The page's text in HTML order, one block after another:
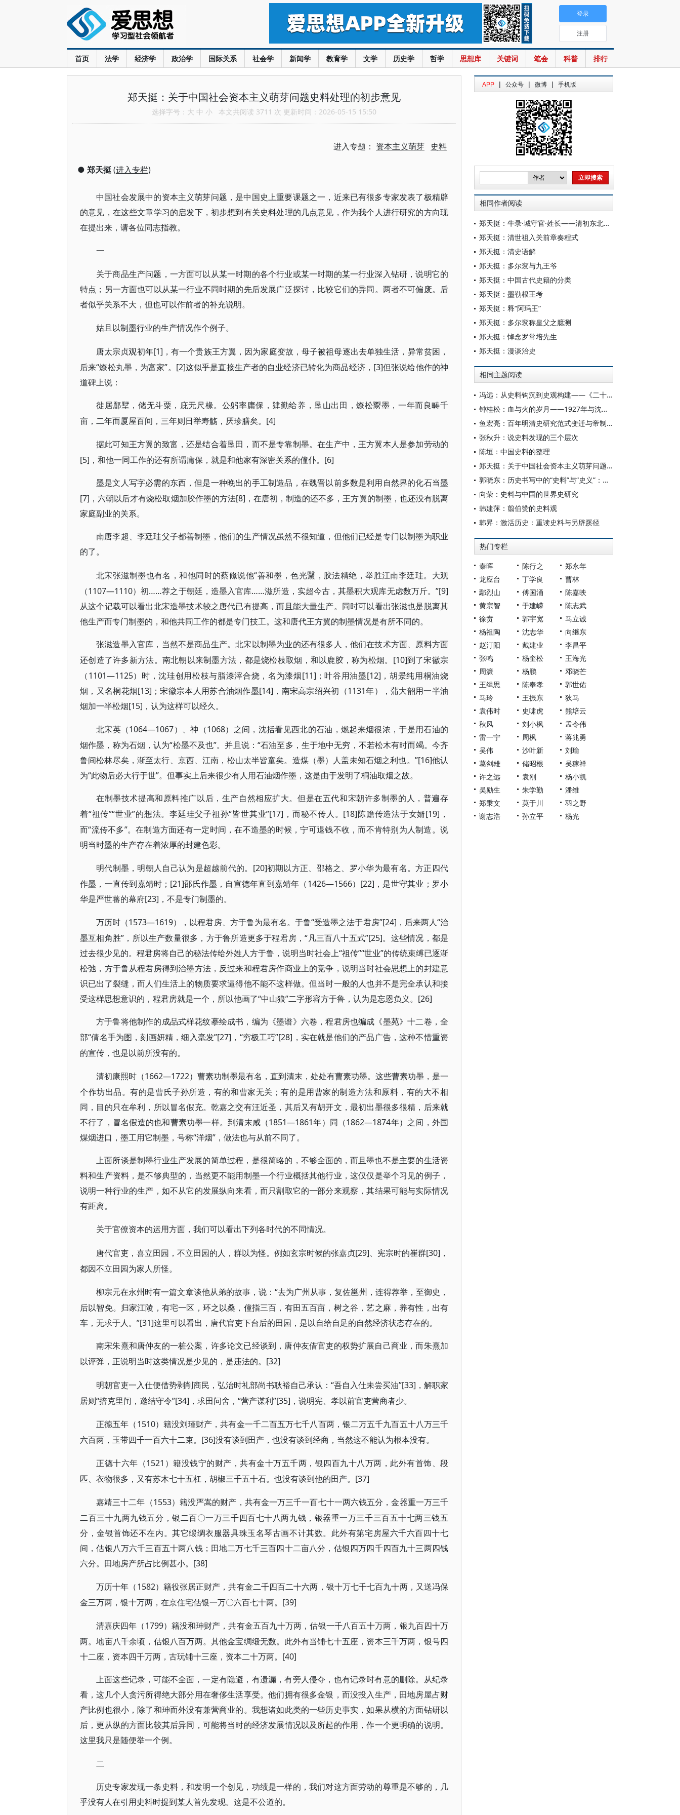
首页 法学 经济学 政治学 国际关系 社会学 新闻学 教育学 文学 历史学 哲学 思想库 关键词 笔会 科普 排行
登录
注册
郑天挺：关于中国社会资本主义萌芽问题史料处理的初步意见
选择字号： 大 中 小 本文共阅读 3711 次 更新时间：2026-05-15 15:50
进入专题： 资本主义萌芽 史料
● 郑天挺(进入专栏)
中国社会发展中的资本主义萌芽问题，是中国史上重要课题之一，近来已有很多专家发表了极精辟
的意见，在这些文章学习的启发下，初步想到有关史料处理的几点意见，作为我个人进行研究的方向现
在提出来，请各位同志指教。
一
关于商品生产问题，一方面可以从某一时期的各个行业或某一时期的某一行业深入钻研，说明它的
特点；另一方面也可以从某一行业不同时期的先后发展广泛探讨，比较它们的异同。两者不可偏废。后
者似乎关系不大，但也可以作前者的补充说明。
姑且以制墨行业的生产情况作个例子。
唐太宗贞观初年[1]，有一个贵族王方翼，因为家庭变故，母子被祖母逐出去单独生活，异常贫困，
后来“燎松丸墨，为富家”。[2]这似乎是直接生产者的自业经济已转化为商品经济，[3]但张说给他作的神
道碑上说：
徙居郿墅，储无斗粟，庇无尺椽。公躬率庸保，肄勤给养，垦山出田，燎松鬻墨，一年而良畴千
亩，二年而厦屋百间，三年则日举寿觞，厌珍膳矣。 [4]
据此可知王方翼的致富，还是结合着垦田，而不是专靠制墨。在生产中，王方翼本人是参加劳动的
[5]，和他一同工作的还有所谓庸保，就是和他家有深密关系的僮仆。[6]
墨是文人写字必需的东西，但是一种晚出的手工制造品，在魏晋以前多数是利用自然界的化石当墨
[7]，六朝以后才有烧松取烟加胶作墨的方法[8]，在唐初，制造的还不多，王方翼的制墨，也还没有脱离
家庭副业的关系。
南唐李超、李廷珪父子都善制墨，他们的生产情况虽然不很知道，但他们已经是专门以制墨为职业
的了。
北宋张滋制墨也有名，和他同时的蔡絛说他“善和墨，色光黳，胶法精绝，举胜江南李廷珪。大观
（1107—1110）初……荐之于朝廷，造墨入官库……滋所造，实超今古，其墨积大观库无虑数万斤。”[9]
从这个记载可以看出北宋造墨技术较之唐代已有提高，而且能大量生产。同时可以看出张滋也是脱离其
他生产而专门制墨的，和他共同工作的都是专门技工。这和唐代王方翼的制墨情况是有所不同的。
张滋造墨入官库，当然不是商品生产。北宋以制墨为业的还有很多人，他们在技术方面、原料方面
还创造了许多新方法。南北朝以来制墨方法，都是烧松枝取烟，和以鹿胶，称为松烟。 [10]到了宋徽宗
（1101—1125）时，沈珪创用松枝与脂漆滓合烧，名为漆烟[11]；叶谷用油墨[12]，胡景纯用桐油烧
烟，又名桐花烟[13]；宋徽宗本人用苏合油烟作墨[14]，南宋高宗绍兴初（1131年），蒲大韶用一半油
烟加一半松烟[15]，认为这样可以经久。
北宋英（1064—1067）、神（1068）之间，沈括看见西北的石油，燃起来烟很浓，于是用石油的
烟作墨，称为石烟，认为“松墨不及也”。并且说：“石油至多，生于地中无穷，不若松木有时而竭。今齐
鲁间松林尽矣，渐至太行、京西、江南，松山太半皆童矣。造煤（墨）人盖未知石烟之利也。”[16]他认
为“此物后必大行于世”。但事实上后来很少有人用石油烟作墨，这是由于发明了桐油取烟之故。
在制墨技术提高和原料推广以后，生产自然相应扩大。但是在五代和宋朝许多制墨的人，普遍存
着“祖传”“世业”的想法。李廷珪父子祖孙“皆世其业”[17]，而秘不传人。[18]陈赡传造法于女婿[19]，
而“流传不多”。在制造方面还有一定时间，在不造墨的时候，宁可退钱不收，而不肯特别为人制造。说
明当时墨的生产存在着浓厚的封建色彩。
明代制墨，明朝人自己认为是超越前代的。 [20]初期以方正、邵格之、罗小华为最有名。方正四代
作墨，一直传到嘉靖时；[21]邵氏作墨，自宣德年直到嘉靖年（1426—1566）[22]，是世守其业；罗小
华是严世蕃的幕府[23]，不是专门制墨的。
万历时（1573—1619），以程君房、方于鲁为最有名。于鲁“受造墨之法于君房”[24]，后来两人“治
墨互相角胜”，所以生产数量很多，方于鲁所造更多于程君房，“凡三百八十五式”[25]。这些情况，都是
过去很少见的。程君房将自己的秘法传给外姓人方于鲁，说明当时社会上“祖传”“世业”的传统束缚已逐渐
松弛，方于鲁从程君房得到治墨方法，反过来和程君房作商业上的竞争，说明当时社会思想上的封建意
识已出了裂缝，而人们生活上的物质要求逼得他不能不这样做。但当时一般的人也并不是完全承认和接
受这样思想意识的，程君房就是一个，所以他画了“中山狼”二字形容方于鲁，认为是忘恩负义。[26]
方于鲁将他制作的成品式样花纹摹绘成书，编为《墨谱》六卷，程君房也编成《墨苑》十二卷，全
部“倩名手为图，刻画妍精，细入毫发”[27]，“穷极工巧”[28]，实在就是他们的产品广告，这种不惜重资
的宣传，也是以前所没有的。
清初康熙时（1662—1722）曹素功制墨最有名，直到清末，处处有曹素功墨。这些曹素功墨，是一
个作坊出品。有的是曹氏子孙所造，有的和曹家无关；有的是用曹家的制造方法和原料，有的大不相
同，目的只在牟利，所以冒名假充。乾嘉之交有汪近圣，其后又有胡开文，最初出墨很多很精，后来就
不行了，冒名假造的也和曹素功墨一样。到清末咸（1851—1861年）同（1862—1874年）之间，外国
煤烟进口，墨工用它制墨，号称“洋烟”，做法也与从前不同了。
上面所谈是制墨行业生产发展的简单过程，是很简略的，不够全面的，而且墨也不是主要的生活资
料和生产资料，是不够典型的，当然更不能用制墨一个行业概括其他行业，这仅仅是举个习见的例子，
说明一种行业的生产，如不从它的发展纵向来看，而只割取它的一部分来观察，其结果可能与实际情况
有距离。
关于官僚资本的运用方面，我们可以看出下列各时代的不同情况。
唐代官吏，喜立田园，不立田园的人，群以为怪。例如玄宗时候的张嘉贞[29]、宪宗时的崔群[30]，
都因不立田园为家人所怪。
柳宗元在永州时有一篇文章谈他从弟的故事，说：“去为广州从事，复佐邕州，连得荐举，至御史，
后以智免。归家江陵，有宅一区，环之以桑，僮指三百，有田五百亩，树之谷，艺之麻，养有性，出有
车，无求于人。”[31]这里可以看出，唐代官吏下台后的田园，是以自给自足的自然经济状态存在的。
南宋朱熹和唐仲友的一桩公案，许多论文已经谈到，唐仲友借官吏的权势扩展自己商业，而朱熹加
以评弹，正说明当时这类情况是少见的，是违法的。 [32]
明朝官吏一入仕便借势剥削商民，弘治时礼部尚书耿裕自己承认： “吾自入仕未尝买油”[33]，解职家
居则“掊克里闬，邀结守令”[34]，求田问舍，“营产谋利”[35]，说明宪、孝以前官吏营商者少。
正德五年（ 1510）籍没刘瑾财产，共有金一千二百五万七千八百两，银二万五千九百五十八万三千
六百两，玉带四千一百六十二束。[36]没有谈到田产，也没有谈到经商，当然这不能认为根本没有。
正德十六年（1521）籍没钱宁的财产，共有金十万五千两，银四百九十八万两，此外有首饰、段
匹、衣物很多，又有苏木七十五杠，胡椒三千五十石。也没有谈到他的田产。[37]
嘉靖三十二年（1553）籍没严嵩的财产，共有金一万三千一百七十一两六钱五分，金器重一万三千
二百三十九两九钱五分，银二百〇一万三千四百七十八两九钱，银器重一万三千三百五十七两三钱五
分，金银首饰还不在内。其它缎绸衣服器具珠玉名琴古画不计其数。此外有第宅房屋六千六百四十七
间，估银八万六千三百五十两八钱；田地二万七千三百四十二亩八分，估银四万四千四百九十三两四钱
六分。田地房产所占比例甚小。[38]
万历十年（ 1582）籍役张居正财产，共有金二千四百二十六两，银十万七千七百九十两，又送冯保
金三万两，银十万两，在京住宅估银一万〇六百七十两。[39]
清嘉庆四年（ 1799）籍没和珅财产，共有金五百九十万两，估银一千八百五十万两，银九百四十万
两。地亩八千余顷，估银八百万两。其他金宝绸缎无数。此外有当铺七十五座，资本三千万两，银号四
十二座，资本四千万两，古玩铺十三座，资本二十万两。[40]
上面这些记录，可能不全面，一定有隐避，有遗漏，有旁人侵夺，也有记录时有意的删除。从纪录
看，这几个人贪污所得绝大部分用在奢侈生活享受。他们拥有很多金银，而没投入生产，田地房屋占财
产比例也很小，除了和珅而外没有兼营商业的。我想诸如此类的一些历史事实，如果从横的方面钻研以
后，更从纵的方面比较其后异同，可能将当时的经济发展情况以及所起的作用，作一个更明确的说明。
这里我只是随便举一个例。
二
历史专家发现一条史料，和发明一个创见，功绩是一样的，我们对这方面劳动的尊重是不够的，几
乎没有人在引用史料时提到某人首先发现。这是不公道的。
APP | 公众号 | 微博 | 手机版
相同作者阅读
郑天挺：牛录·城守官·姓长——清初东北的地方行政机构
郑天挺：清世祖入关前章奏程式
郑天挺：清史语解
郑天挺：多尔衮与九王爷
郑天挺：中国古代史籍的分类
郑天挺：墨勒根王考
郑天挺：释“阿玛王”
郑天挺：多尔衮称皇父之臆测
郑天挺：悼念罗常培先生
郑天挺：漫谈治史
相同主题阅读
冯远：从史料钩沉到史观构建——《二十世纪中国人物画史》的研究拓新
钟桂松：血与火的岁月——1927年与沈雁冰有关的上海史料
鱼宏亮：百年明清史研究范式变迁与帝制农商社会理论
张秋升：说史料发现的三个层次
陈垣：中国史料的整理
郑天挺：关于中国社会资本主义萌芽问题史料处理的初步意见
郭晓东：历史书写中的“史料”与“史义”：从孔子作《春秋》谈起
向荣：史料与中国的世界史研究
韩建萍：翦伯赞的史料观
韩昇：激活历史：重读史料与另辟蹊径
热门专栏
秦晖 陈行之
郑永年
龙应台
丁学良
曹林
鄢烈山
傅国涌
陈嘉映
黄宗智
于建嵘
陈志武
徐贲
郭宇宽
马立诚
杨祖陶
沈志华
向继东
赵汀阳
戴建业
李昌平
张鸣
杨奎松
王海光
周濂
杨鹏
邓晓芒
王缉思
陈奉孝
郭世佑
马玲
王振东
狄马
袁伟时
史啸虎
熊培云
秋风
刘小枫
孟令伟
雷一宁
周枫
蒋兆勇
吴伟
沙叶新
刘瑜
葛剑雄
储昭根
吴稼祥
许之远
袁刚
杨小凯
吴励生
朱学勤
潘维
郑秉文
莫于川
羽之野
谢志浩
孙立平 杨光